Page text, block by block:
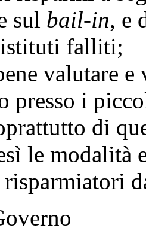
sul bail-in, e
falliti;
e
presso i
di
le modalità